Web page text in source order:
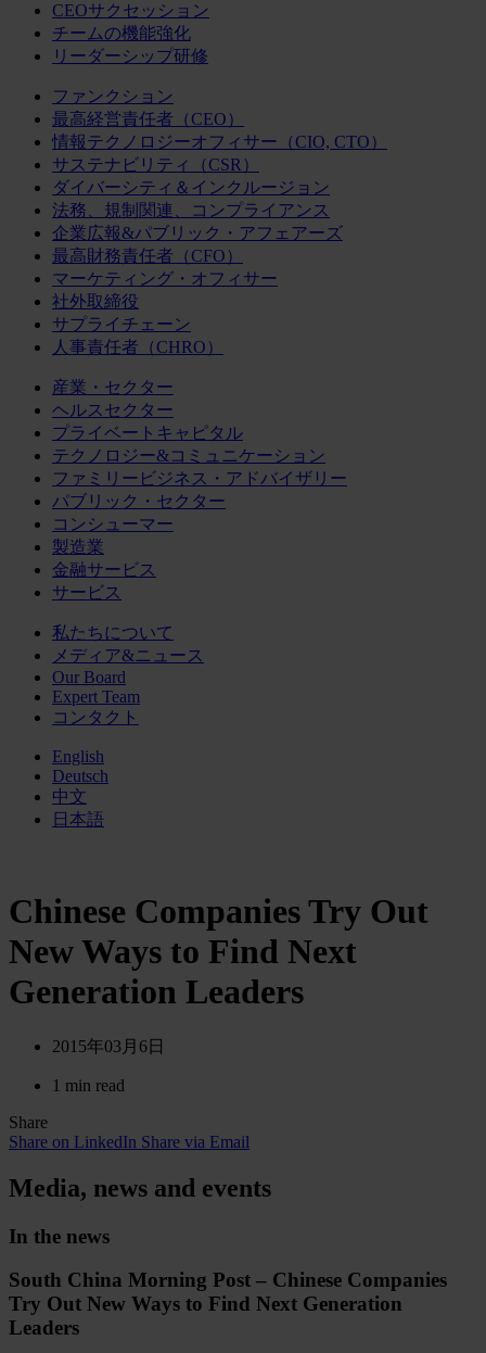
CEOサクセッション
チームの機能強化
リーダーシップ研修
ファンクション
最高経営責任者（CEO）
情報テクノロジーオフィサー（CIO, CTO）
サステナビリティ（CSR）
ダイバーシティ＆インクルージョン
法務、規制関連、コンプライアンス
企業広報&パブリック・アフェアーズ
最高財務責任者（CFO）
マーケティング・オフィサー
社外取締役
サプライチェーン
人事責任者（CHRO）
産業・セクター
ヘルスセクター
プライベートキャピタル
テクノロジー&コミュニケーション
ファミリービジネス・アドバイザリー
パブリック・セクター
コンシューマー
製造業
金融サービス
サービス
私たちについて
メディア&ニュース
Our Board
Expert Team
コンタクト
English
Deutsch
中文
日本語
Chinese Companies Try Out
New Ways to Find Next
Generation Leaders
2015年03月6日
1 min read
Share
Share on LinkedIn Share via Email
Media, news and events
In the news
South China Morning Post – Chinese Companies
Try Out New Ways to Find Next Generation
Leaders